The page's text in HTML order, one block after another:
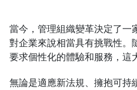
當今，管理組織變革決定了一
對企業來說相當具有挑戰性。
要求個性化的體驗和服務，這
無論是適應新法規、擁抱可持